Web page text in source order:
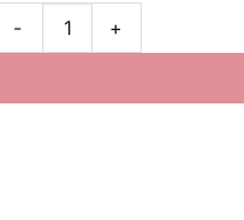
Gọng kính KadenzA 13016